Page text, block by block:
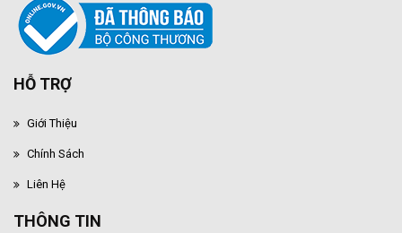
HỖ TRỢ
Giới Thiệu
Chính Sách
Liên Hệ
THÔNG TIN